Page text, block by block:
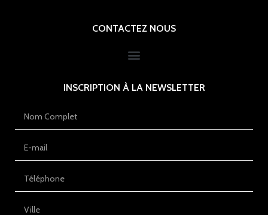
CONTACTEZ NOUS
INSCRIPTION À LA NEWSLETTER